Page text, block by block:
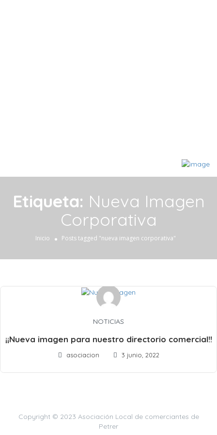
Etiqueta: Nueva Imagen
Corporativa
Inicio Posts tagged "nueva imagen corporativa"
NOTICIAS
¡¡Nueva imagen para nuestro directorio comercial!!
asociacion 3 junio, 2022
Copyright © 2023 Asociación Local de comerciantes de
Petrer